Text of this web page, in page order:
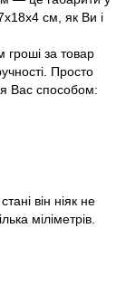
см, як Ви і
за товар
Просто
Вас способом:
він ніяк не
міліметрів.